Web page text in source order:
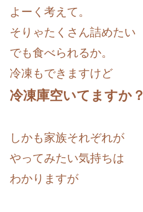
よーく考えて。
そりゃたくさん詰めたい
でも食べられるか。
冷凍もできますけど
冷凍庫空いてますか？
しかも家族それぞれが
やってみたい気持ちは
わかりますが